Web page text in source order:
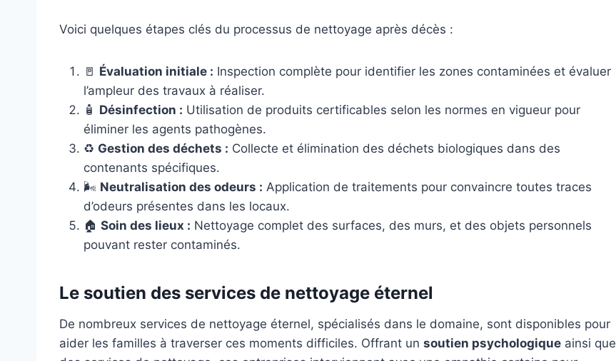
Voici quelques étapes clés du processus de nettoyage après décès :
🚪 Évaluation initiale : Inspection complète pour identifier les zones contaminées et évaluer
l’ampleur des travaux à réaliser.
🧴 Désinfection : Utilisation de produits certificables selon les normes en vigueur pour
éliminer les agents pathogènes.
♻️ Gestion des déchets : Collecte et élimination des déchets biologiques dans des
contenants spécifiques.
🌬️ Neutralisation des odeurs : Application de traitements pour convaincre toutes traces
d’odeurs présentes dans les locaux.
🏠 Soin des lieux : Nettoyage complet des surfaces, des murs, et des objets personnels
pouvant rester contaminés.
Le soutien des services de nettoyage éternel
De nombreux services de nettoyage éternel, spécialisés dans le domaine, sont disponibles pour
aider les familles à traverser ces moments difficiles. Offrant un soutien psychologique ainsi que